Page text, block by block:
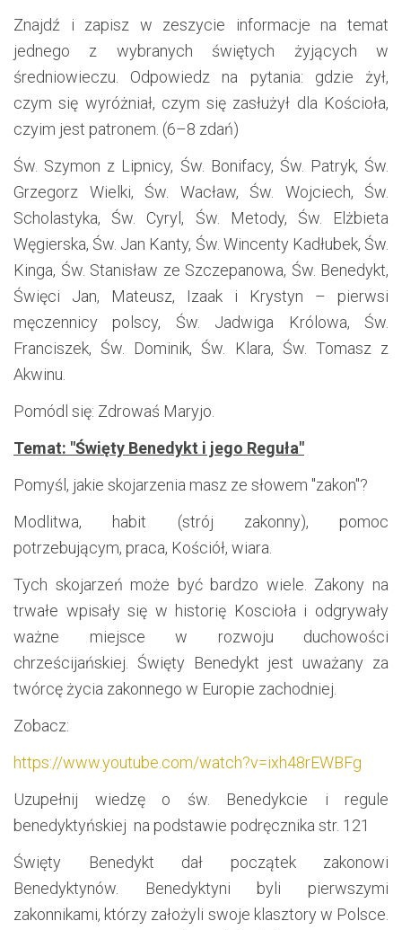
Znajdź i zapisz w zeszycie informacje na temat
jednego z wybranych świętych żyjących w
średniowieczu. Odpowiedz na pytania: gdzie żył,
czym się wyróżniał, czym się zasłużył dla Kościoła,
czyim jest patronem. (6–8 zdań)
Św. Szymon z Lipnicy, Św. Bonifacy, Św. Patryk, Św.
Grzegorz Wielki, Św. Wacław, Św. Wojciech, Św.
Scholastyka, Św. Cyryl, Św. Metody, Św. Elżbieta
Węgierska, Św. Jan Kanty, Św. Wincenty Kadłubek, Św.
Kinga, Św. Stanisław ze Szczepanowa, Św. Benedykt,
Święci Jan, Mateusz, Izaak i Krystyn – pierwsi
męczennicy polscy, Św. Jadwiga Królowa, Św.
Franciszek, Św. Dominik, Św. Klara, Św. Tomasz z
Akwinu.
Pomódl się: Zdrowaś Maryjo.
Temat: "Święty Benedykt i jego Reguła"
Pomyśl, jakie skojarzenia masz ze słowem "zakon"?
Modlitwa, habit (strój zakonny), pomoc
potrzebującym, praca, Kościół, wiara.
Tych skojarzeń może być bardzo wiele. Zakony na
trwałe wpisały się w historię Koscioła i odgrywały
ważne miejsce w rozwoju duchowości
chrześcijańskiej. Święty Benedykt jest uważany za
twórcę życia zakonnego w Europie zachodniej.
Zobacz:
https://www.youtube.com/watch?v=ixh48rEWBFg
Uzupełnij wiedzę o św. Benedykcie i regule
benedyktyńskiej na podstawie podręcznika str. 121
Święty Benedykt dał początek zakonowi
Benedyktynów. Benedyktyni byli pierwszymi
zakonnikami, którzy założyli swoje klasztory w Polsce.